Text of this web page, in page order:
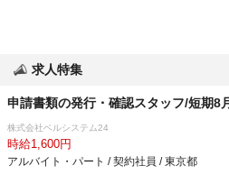
求人特集
申請書類の発行・確認スタッフ/短期8
株式会社ベルシステム24
時給1,600円
アルバイト・パート / 契約社員 / 東京都